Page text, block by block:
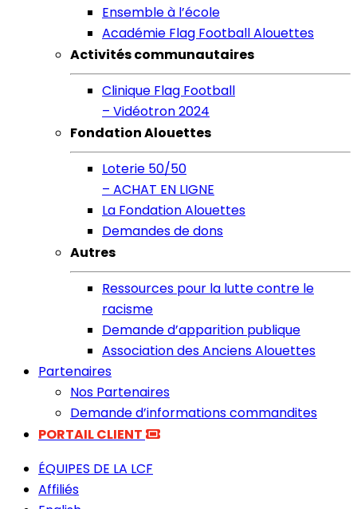
Ensemble à l’école
Académie Flag Football Alouettes
Activités communautaires
Clinique Flag Football
– Vidéotron 2024
Fondation Alouettes
Loterie 50/50
– ACHAT EN LIGNE
La Fondation Alouettes
Demandes de dons
Autres
Ressources pour la lutte contre le
racisme
Demande d’apparition publique
Association des Anciens Alouettes
Partenaires
Nos Partenaires
Demande d’informations commandites
PORTAIL CLIENT
ÉQUIPES DE LA LCF
Affiliés